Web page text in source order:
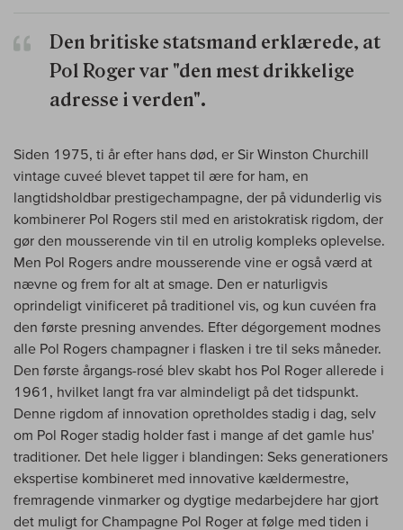
Den britiske statsmand erklærede, at
Pol Roger var "den mest drikkelige
adresse i verden".
Siden 1975, ti år efter hans død, er Sir Winston Churchill
vintage cuveé blevet tappet til ære for ham, en
langtidsholdbar prestigechampagne, der på vidunderlig vis
kombinerer Pol Rogers stil med en aristokratisk rigdom, der
gør den mousserende vin til en utrolig kompleks oplevelse.
Men Pol Rogers andre mousserende vine er også værd at
nævne og frem for alt at smage. Den er naturligvis
oprindeligt vinificeret på traditionel vis, og kun cuvéen fra
den første presning anvendes. Efter dégorgement modnes
alle Pol Rogers champagner i flasken i tre til seks måneder.
Den første årgangs-rosé blev skabt hos Pol Roger allerede i
1961, hvilket langt fra var almindeligt på det tidspunkt.
Denne rigdom af innovation opretholdes stadig i dag, selv
om Pol Roger stadig holder fast i mange af det gamle hus'
traditioner. Det hele ligger i blandingen: Seks generationers
ekspertise kombineret med innovative kældermestre,
fremragende vinmarker og dygtige medarbejdere har gjort
det muligt for Champagne Pol Roger at følge med tiden i